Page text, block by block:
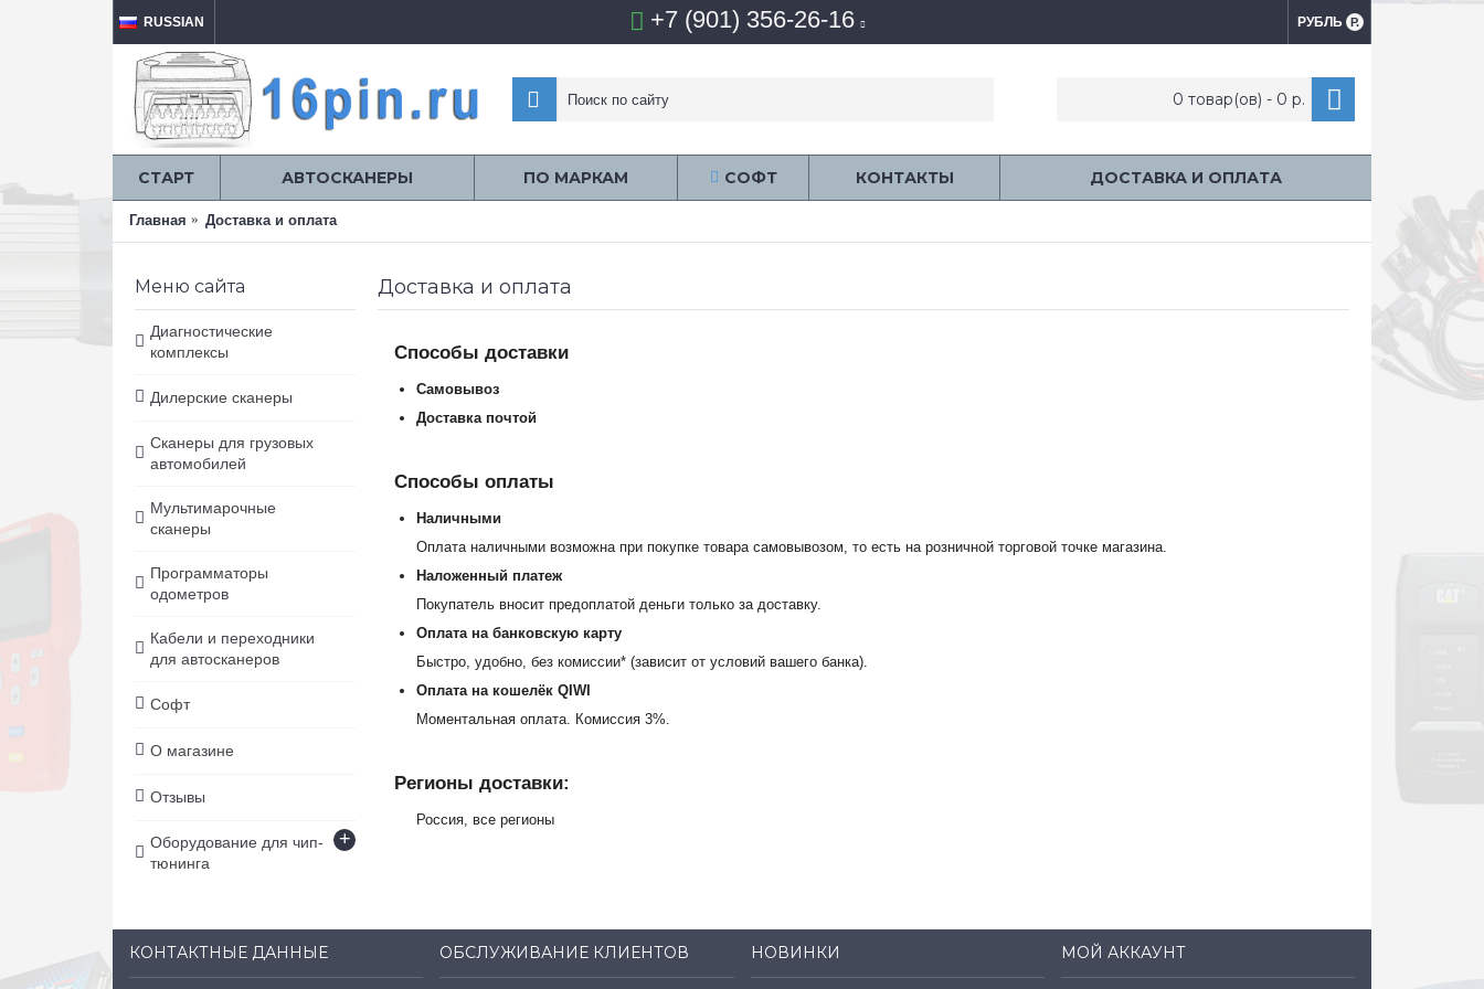
+7 (901) 356-26-16
RUSSIAN РУБЛЬ Р.
0 товар(ов) - 0 р.
СТАРТ АВТОСКАНЕРЫ ПО МАРКАМ СОФТ КОНТАКТЫ ДОСТАВКА И ОПЛАТА
Главная Доставка и оплата
Меню сайта
Диагностические
комплексы
Дилерские сканеры
Сканеры для грузовых
автомобилей
Мультимарочные
сканеры
Программаторы
одометров
Кабели и переходники
для автосканеров
Софт
О магазине
Отзывы
Оборудование для чип-
тюнинга
+
Доставка и оплата
Способы доставки
Самовывоз
Доставка почтой
Способы оплаты
Наличными
Оплата наличными возможна при покупке товара самовывозом, то есть на розничной торговой точке магазина.
Наложенный платеж
Покупатель вносит предоплатой деньги только за доставку.
Оплата на банковскую карту
Быстро, удобно, без комиссии* (зависит от условий вашего банка).
Оплата на кошелёк QIWI
Моментальная оплата. Комиссия 3%.
Регионы доставки:
Россия, все регионы
КОНТАКТНЫЕ ДАННЫЕ ОБСЛУЖИВАНИЕ КЛИЕНТОВ НОВИНКИ МОЙ АККАУНТ